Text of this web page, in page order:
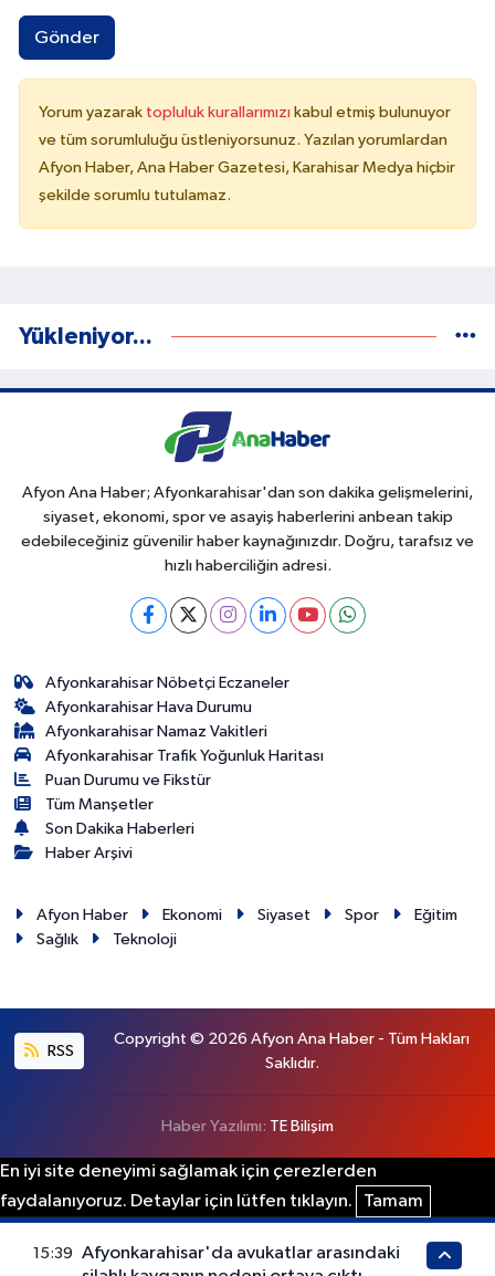
Gönder
Yorum yazarak topluluk kurallarımızı kabul etmiş bulunuyor
ve tüm sorumluluğu üstleniyorsunuz. Yazılan yorumlardan
Afyon Haber, Ana Haber Gazetesi, Karahisar Medya hiçbir
şekilde sorumlu tutulamaz.
Yükleniyor...
Afyon Ana Haber; Afyonkarahisar'dan son dakika gelişmelerini,
siyaset, ekonomi, spor ve asayiş haberlerini anbean takip
edebileceğiniz güvenilir haber kaynağınızdır. Doğru, tarafsız ve
hızlı haberciliğin adresi.
Afyonkarahisar Nöbetçi Eczaneler
Afyonkarahisar Hava Durumu
Afyonkarahisar Namaz Vakitleri
Afyonkarahisar Trafik Yoğunluk Haritası
Puan Durumu ve Fikstür
Tüm Manşetler
Son Dakika Haberleri
Haber Arşivi
Afyon Haber Ekonomi Siyaset Spor
Eğitim
Sağlık
Teknoloji
RSS
Copyright © 2026 Afyon Ana Haber - Tüm Hakları
Saklıdır.
Haber Yazılımı: TE Bilişim
En iyi site deneyimi sağlamak için çerezlerden
faydalanıyoruz. Detaylar için lütfen tıklayın.
Tamam
15:39
Afyonkarahisar'da avukatlar arasındaki